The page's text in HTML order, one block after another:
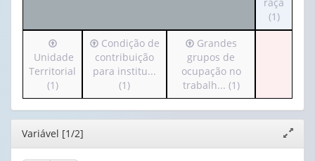
valor):
Sexo
(possui
apenas
ou
raça
(1)
Irá
para
o
cabeçalho
(possui
apenas
valor):
Unidade
Territorial
(1)
Irá
para
o
cabeçalho
(possui
apenas
Condição de
contribuição
para institu...
(1)
Irá
para
o
cabeçalho
(possui
apenas
Grandes
grupos de
ocupação no
trabalh... (1)
Editor
janela
Variável [1/2]